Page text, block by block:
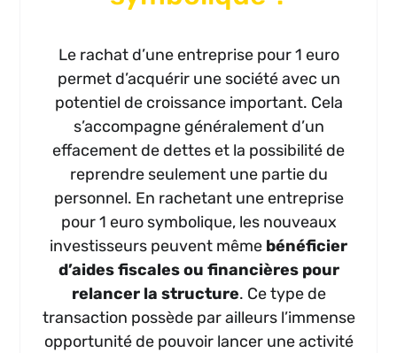
Le rachat d’une entreprise pour 1 euro
permet d’acquérir une société avec un
potentiel de croissance important. Cela
s’accompagne généralement d’un
effacement de dettes et la possibilité de
reprendre seulement une partie du
personnel. En rachetant une entreprise
pour 1 euro symbolique, les nouveaux
investisseurs peuvent même bénéficier
d’aides fiscales ou financières pour
relancer la structure. Ce type de
transaction possède par ailleurs l’immense
opportunité de pouvoir lancer une activité